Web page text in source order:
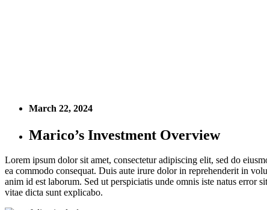
March 22, 2024
Marico’s Investment Overview
Lorem ipsum dolor sit amet, consectetur adipiscing elit, sed do
ea commodo consequat. Duis aute irure dolor in reprehenderit in
anim id est laborum. Sed ut perspiciatis unde omnis iste natus error
vitae dicta sunt explicabo.